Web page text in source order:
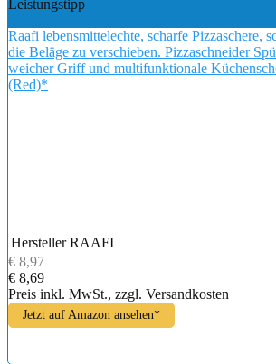
Leistungstipp
Raafi lebensmittelechte, scharfe Pizzaschere,
die Beläge zu verschieben. Pizzaschneider
weicher Griff und multifunktionale
(Red)*
Hersteller RAAFI
€ 8,97
€ 8,69
Preis inkl. MwSt., zzgl. Versandkosten
Jetzt auf Amazon ansehen*